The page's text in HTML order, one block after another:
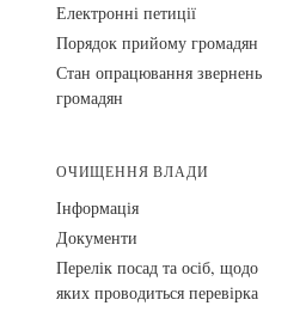
Електронні петиції
Порядок прийому громадян
Стан опрацювання звернень
громадян
ОЧИЩЕННЯ ВЛАДИ
Інформація
Документи
Перелік посад та осіб, щодо
яких проводиться перевірка